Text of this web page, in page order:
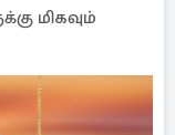
மிகவும்